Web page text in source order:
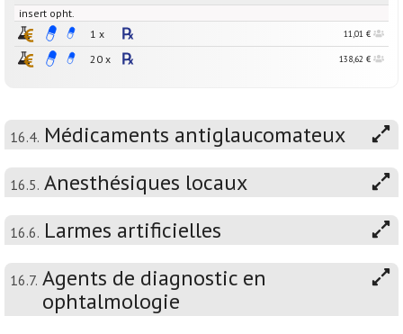
insert opht.
1 x
11,01 €
20 x 138,62 €
16.4. Médicaments antiglaucomateux
16.5. Anesthésiques locaux
16.6. Larmes artificielles
16.7. Agents de diagnostic en
ophtalmologie